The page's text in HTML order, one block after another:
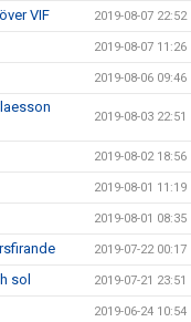
VIF 2019-08-07 22:52
2019-08-07 11:26
2019-08-06 09:46
2019-08-03 22:51
2019-08-02 18:56
2019-08-01 11:19
2019-08-01 08:35
2019-07-22 00:17
sol 2019-07-21 23:51
2019-06-24 10:54